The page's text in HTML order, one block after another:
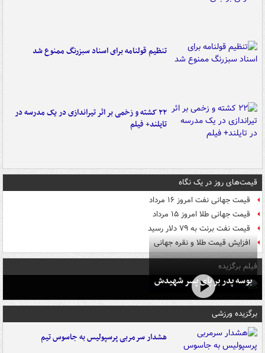
تنظیم قولنامه برای اسناد سبزرنگ ممنوع شد
۲۲ کشته و زخمی بر اثر تیراندازی در یک مدرسه در
تایلند+ فیلم
قیمت‌های روز در یک نگاه
قیمت جهانی نفت امروز ۱۶ مرداد
قیمت جهانی طلا امروز ۱۵ مرداد
قیمت نفت برنت به ۷۹ دلار رسید
افزایش قیمت طلا و نقره جهانی
فیلم برگزیده
بوسه‌ پدر بر پای پسر شهیدش
برگزیده ورزشی
هشدار سرمربی پرسپولیس به جاسوس تیم